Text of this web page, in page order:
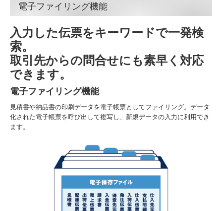
電子ファイリング機能
入力した伝票をキーワードで一発検
索。
取引先からの問合せにも素早く対応
できます。
電子ファイリング機能
見積書や納品書の印刷データを電子帳票としてファイリング。データ
化された電子帳票を呼び出して複写し、新規データの入力に利用でき
ます。